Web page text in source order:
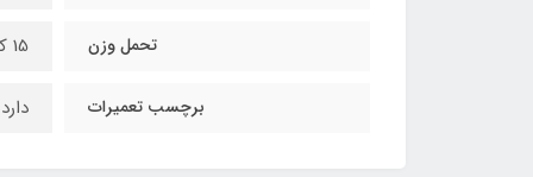
تحمل وزن 15 کیلوگرم
برچسب تعمیرات دارد